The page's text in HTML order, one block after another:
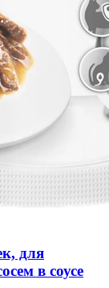
для
в соусе